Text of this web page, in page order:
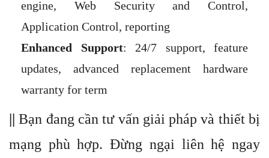
engine, Web Security and Control,
Application Control, reporting
Enhanced Support: 24/7 support, feature
updates, advanced replacement hardware
warranty for term
|| Bạn đang cần tư vấn giải pháp và thiết bị
mạng phù hợp. Đừng ngại liên hệ ngay